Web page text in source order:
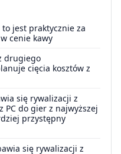
to jest praktycznie za
cenie kawy
drugiego
cięcia kosztów z
się rywalizacji z
PC do gier z najwyższej
przystępny
się rywalizacji z